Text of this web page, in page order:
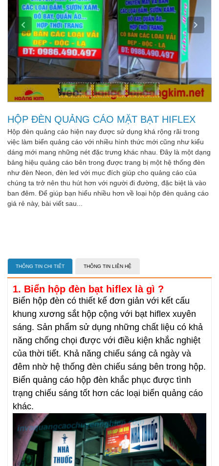
HỘP ĐÈN QUẢNG CÁO MẶT BẠT HIFLEX
Hộp đèn quảng cáo hiện nay được sử dụng khá rộng rãi trong
việc làm biển quảng cáo với nhiều hình thức mới cũng như kiểu
dáng mới mang những nét đặc trưng khác nhau. Đây là một dạng
bảng hiệu quảng cáo bên trong được trang bị một hệ thống đèn
như đèn Neon, đèn led với mục đích giúp cho quảng cáo của
chúng ta trở nên thu hút hơn với người đi đường, đặc biệt là vào
ban đêm. Để giúp bạn hiểu nhiều hơn về loại hộp đèn quảng cáo
giá rẻ này, bài viết sau...
THÔNG TIN CHI TIẾT THÔNG TIN LIÊN HỆ
1. Biển hộp đèn bạt hiflex là gì ?
Biển hộp đèn có thiết kế đơn giản với kết cấu
khung xương sắt hộp cộng với bạt hiflex xuyên
sáng. Sản phẩm sử dụng những chất liệu có khả
năng chống chọi được với điều kiện khắc nghiệt
của thời tiết. Khả năng chiếu sáng cả ngày và
đêm nhờ hệ thống đèn chiếu sáng bên trong hộp.
Biển quảng cáo hộp đèn khắc phục được tình
trạng chiếu sáng tốt hơn các loại biển quảng cáo
khác.